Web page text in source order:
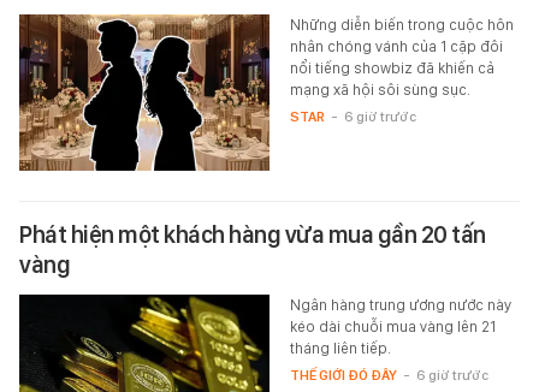
Những diễn biến trong cuộc hôn
nhân chóng vánh của 1 cặp đôi
nổi tiếng showbiz đã khiến cả
mạng xã hội sôi sùng sục.
STAR - 6 giờ trước
Phát hiện một khách hàng vừa mua gần 20 tấn
vàng
Ngân hàng trung ương nước này
kéo dài chuỗi mua vàng lên 21
tháng liên tiếp.
THẾ GIỚI ĐÓ ĐÂY - 6 giờ trước